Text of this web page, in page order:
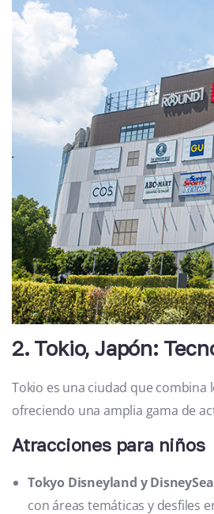
2. Tokio, Japón:
Tokio es una ciudad que
ofreciendo una amplia gama de
Atracciones para niños
Tokyo Disneyland y DisneySea
con áreas temáticas y desfiles